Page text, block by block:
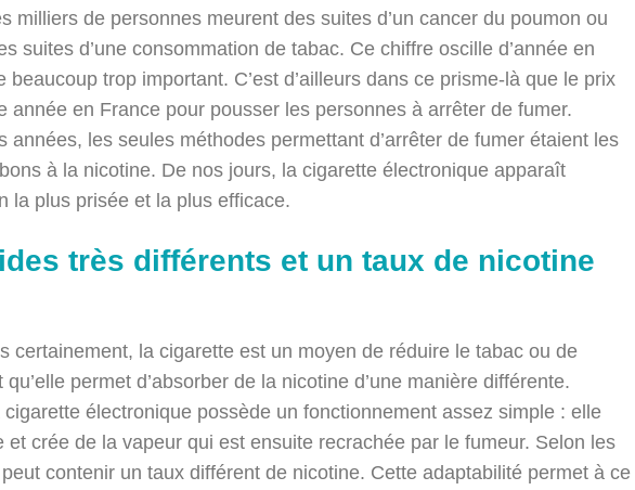
milliers de personnes meurent des suites d’un cancer du poumon ou
suites d’une consommation de tabac. Ce chiffre oscille d’année en
beaucoup trop important. C’est d’ailleurs dans ce prisme-là que le prix
année en France pour pousser les personnes à arrêter de fumer.
années, les seules méthodes permettant d’arrêter de fumer étaient les
à la nicotine. De nos jours, la cigarette électronique apparaît
la plus prisée et la plus efficace.
très différents et un taux de nicotine
certainement, la cigarette est un moyen de réduire le tabac ou de
qu’elle permet d’absorber de la nicotine d’une manière différente.
électronique possède un fonctionnement assez simple : elle
et crée de la vapeur qui est ensuite recrachée par le fumeur. Selon les
peut contenir un taux différent de nicotine. Cette adaptabilité permet à ce